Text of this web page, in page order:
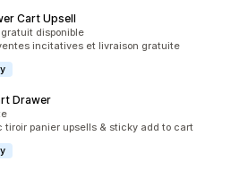
Cart Upsell
disponible
incitatives et livraison gratuite
Drawer
tiroir panier upsells & sticky add to cart